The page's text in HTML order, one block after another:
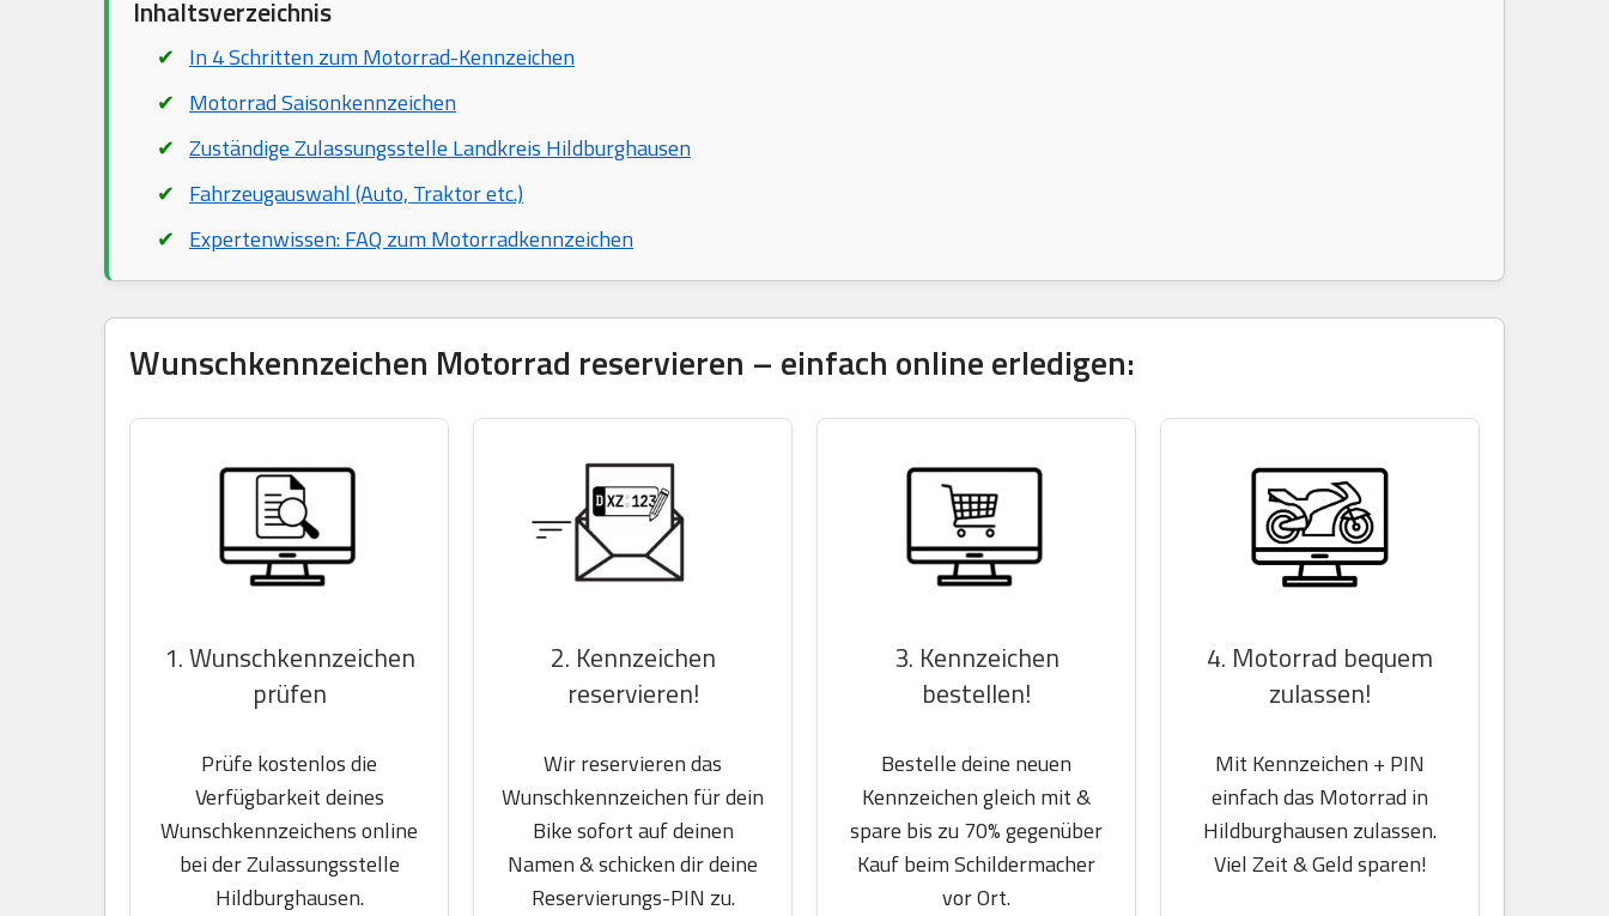
Inhaltsverzeichnis
In 4 Schritten zum Motorrad-Kennzeichen
Motorrad Saisonkennzeichen
Zuständige Zulassungsstelle Landkreis Hildburghausen
Fahrzeugauswahl (Auto, Traktor etc.)
Expertenwissen: FAQ zum Motorradkennzeichen
Wunschkennzeichen Motorrad reservieren – einfach online erledigen:
1. Wunschkennzeichen
prüfen
Prüfe kostenlos die
Verfügbarkeit deines
Wunschkennzeichens online
bei der Zulassungsstelle
Hildburghausen.
2. Kennzeichen
reservieren!
Wir reservieren das
Wunschkennzeichen für dein
Bike sofort auf deinen
Namen & schicken dir deine
Reservierungs-PIN zu.
3. Kennzeichen
bestellen!
Bestelle deine neuen
Kennzeichen gleich mit &
spare bis zu 70% gegenüber
Kauf beim Schildermacher
vor Ort.
4. Motorrad bequem
zulassen!
Mit Kennzeichen + PIN
einfach das Motorrad in
Hildburghausen zulassen.
Viel Zeit & Geld sparen!